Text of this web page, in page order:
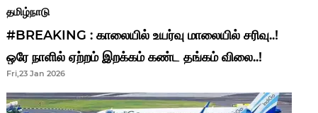
தமிழ்நாடு
#BREAKING : காலையில் உயர்வு மாலையில் சரிவு..!
ஒரே நாளில் ஏற்றம் இறக்கம் கண்ட தங்கம் விலை..!
Fri,23 Jan 2026